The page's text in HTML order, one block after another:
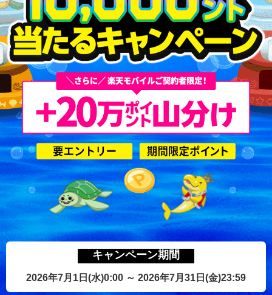
キャンペーン期間
2026年7月1日(水)0:00 ～ 2026年7月31日(金)23:59